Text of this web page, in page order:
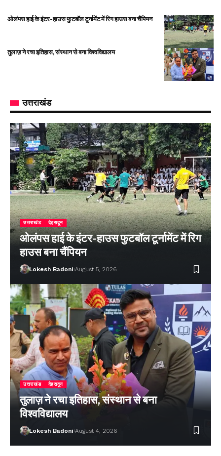
ओलंपस हाई के इंटर-हाउस फुटबॉल टूर्नामेंट में रिग हाउस बना चैंपियन
तुलाज़ ने रचा इतिहास, संस्थान से बना विश्वविद्यालय
उत्तराखंड
उत्तराखंड देहरादून
ओलंपस हाई के इंटर-हाउस फुटबॉल टूर्नामेंट में रिग
हाउस बना चैंपियन
Lokesh Badoni August 5, 2026
उत्तराखंड देहरादून
तुलाज़ ने रचा इतिहास, संस्थान से बना
विश्वविद्यालय
Lokesh Badoni August 4, 2026